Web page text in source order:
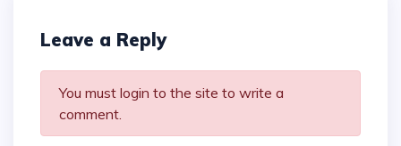
Leave a Reply
You must login to the site to write a
comment.